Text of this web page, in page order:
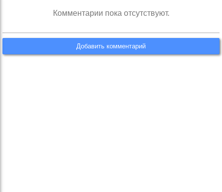
Комментарии пока отсутствуют.
Добавить комментарий